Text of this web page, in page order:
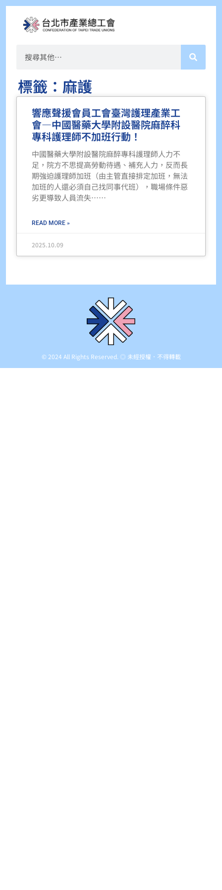
標籤：麻護
響應聲援會員工會臺灣護理產業工
會—中國醫藥大學附設醫院麻醉科
專科護理師不加班行動！
中國醫藥大學附設醫院麻醉專科護理師人力不
足，院方不思提高勞動待遇、補充人力，反而長
期強迫護理師加班（由主管直接排定加班，無法
加班的人還必須自己找同事代班），職場條件惡
劣更導致人員流失⋯⋯
READ MORE »
2025.10.09
© 2024 All Rights Reserved. ◎ 未經授權．不得轉載